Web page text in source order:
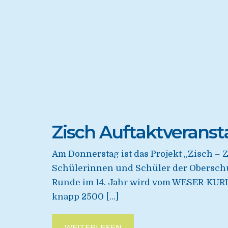
Zisch
Am Donnerstag ist das Projekt „Zisch
Schülerinnen und Schüler der
Runde im 14. Jahr wird vom WESER-
knapp 2500 […]